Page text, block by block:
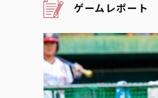
ゲームレポート